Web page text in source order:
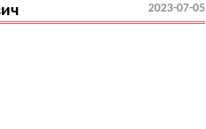
2023-07-05